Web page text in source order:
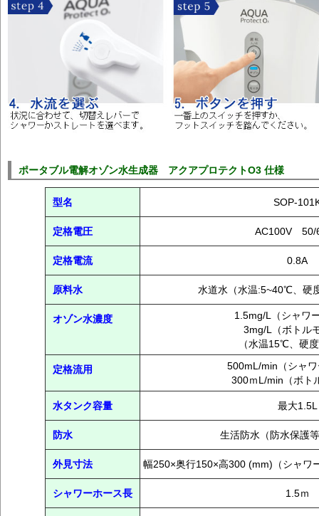
ポータブル電解オゾン水生成器 アクアプロテクトO3 仕様
型名 SOP-
定格電圧 AC100V 50/
定格電流 0.8A
原料水 水道水（水温:5~40℃、硬
オゾン水濃度
1.5mg/L（シャワ
3mg/L（ボトル
（水温15℃、硬
定格流用
500mL/min（シャ
300ｍL/min（ボト
水タンク容量 最大1.5L
防水 生活防水（防水保護
外見寸法 幅250×奥行150×高300 (mm)（シャワ
シャワーホース長 1.5ｍ